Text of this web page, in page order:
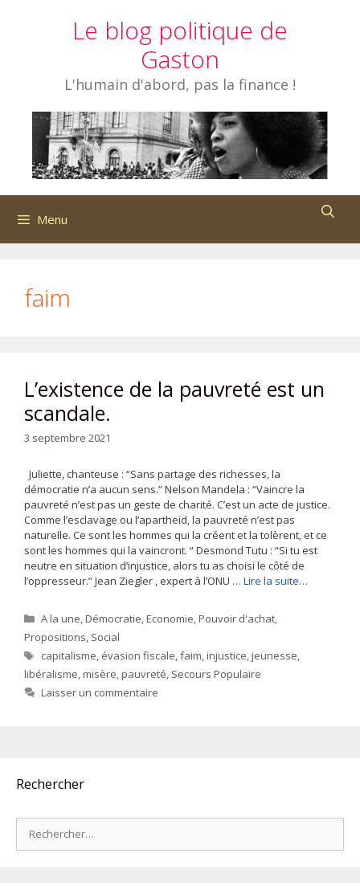
Le blog politique de
Gaston
L'humain d'abord, pas la finance !
Menu
faim
L’existence de la pauvreté est un
scandale.
3 septembre 2021
Juliette, chanteuse : “Sans partage des richesses, la
démocratie n’a aucun sens.” Nelson Mandela : “Vaincre la
pauvreté n’est pas un geste de charité. C’est un acte de justice.
Comme l’esclavage ou l’apartheid, la pauvreté n’est pas
naturelle. Ce sont les hommes qui la créent et la tolèrent, et ce
sont les hommes qui la vaincront. “ Desmond Tutu : “Si tu est
neutre en situation d’injustice, alors tu as choisi le côté de
l’oppresseur.” Jean Ziegler , expert à l’ONU … Lire la suite…
Catégories
A la une,Démocratie,Economie,Pouvoir d'achat,
Propositions, Social
Étiquettes
capitalisme, évasion fiscale,faim,injustice,jeunesse,
libéralisme,misère,pauvreté, Secours Populaire
Laisser un commentaire
Rechercher